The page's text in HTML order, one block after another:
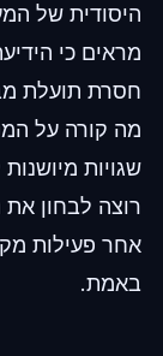
היסודית של
מראים כי
חסרת תועלת
מה קורה על
שגויות מיושנות
רוצה לבחון את
אחר פעילות
באמת.